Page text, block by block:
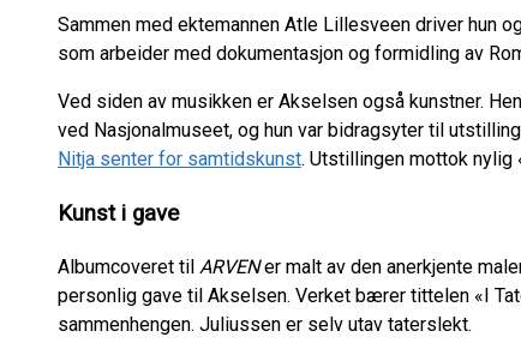
Sammen med ektemannen Atle Lillesveen driver hun
som arbeider med dokumentasjon og formidling av
Ved siden av musikken er Akselsen også kunstner.
ved Nasjonalmuseet, og hun var bidragsyter til
Nitja senter for samtidskunst. Utstillingen mottok nylig
Kunst i gave
Albumcoveret til ARVENer malt av den anerkjente
personlig gave til Akselsen. Verket bærer tittelen «I
sammenhengen. Juliussen er selv utav taterslekt.